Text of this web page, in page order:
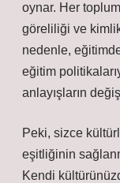
oynar. Her
göreliliği ve
nedenle,
eğitim
anlayışların
Peki, sizce
eşitliğinin
Kendi